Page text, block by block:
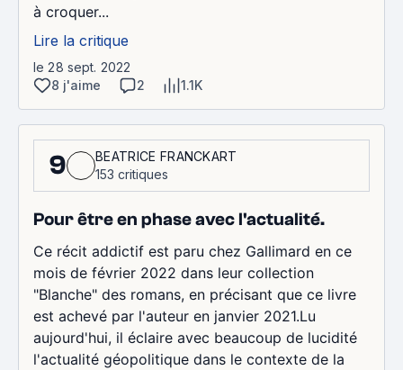
à croquer...
Lire la critique
le 28 sept. 2022
8 j'aime
2 1.1K
9
BEATRICE FRANCKART
153 critiques
Pour être en phase avec l'actualité.
Ce récit addictif est paru chez Gallimard en ce
mois de février 2022 dans leur collection
"Blanche" des romans, en précisant que ce livre
est achevé par l'auteur en janvier 2021.Lu
aujourd'hui, il éclaire avec beaucoup de lucidité
l'actualité géopolitique dans le contexte de la